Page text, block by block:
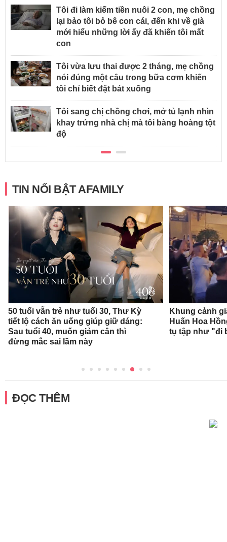
Tôi đi làm kiếm tiền nuôi 2 con, mẹ chồng
lại bảo tôi bỏ bê con cái, đến khi về già
mới hiểu những lời ấy đã khiến tôi mất
con
Tôi vừa lưu thai được 2 tháng, mẹ chồng
nói đúng một câu trong bữa cơm khiến
tôi chỉ biết đặt bát xuống
Tôi sang chị chồng chơi, mở tủ lạnh nhìn
khay trứng nhà chị mà tôi bàng hoàng tột
độ
TIN NỔI BẬT AFAMILY
50 tuổi vẫn trẻ như tuổi 30, Thư Kỳ
tiết lộ cách ăn uống giúp giữ dáng:
Sau tuổi 40, muốn giảm cân thì
đừng mắc sai lầm này
Khung cảnh
Huấn Hoa
tụ tập như "đi
ĐỌC THÊM